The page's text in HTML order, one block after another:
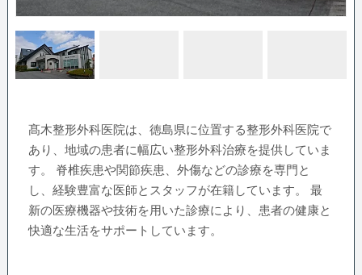
髙木整形外科医院は、徳島県に位置する整形外科医院で
あり、地域の患者に幅広い整形外科治療を提供していま
す。 脊椎疾患や関節疾患、外傷などの診療を専門と
し、経験豊富な医師とスタッフが在籍しています。 最
新の医療機器や技術を用いた診療により、患者の健康と
快適な生活をサポートしています。